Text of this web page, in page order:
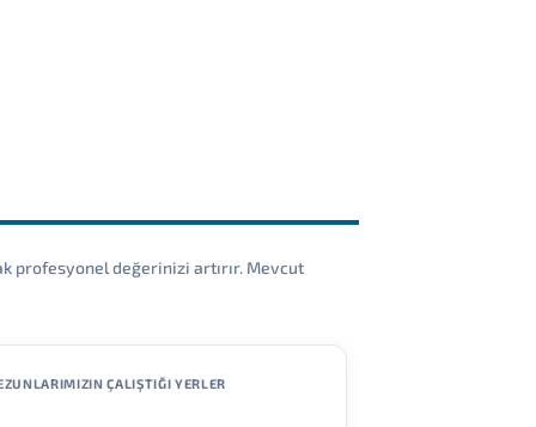
profesyonel değerinizi artırır. Mevcut
ÇALIŞTIĞI YERLER